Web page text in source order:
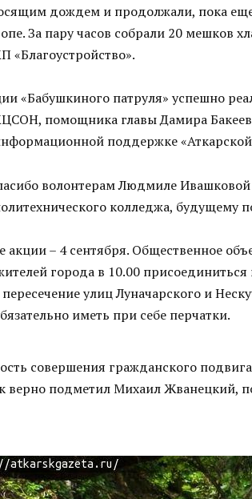
дождем и продолжали, пока
За пару часов собрали 20 мешков
«Благоустройство».
«Бабушкиного патруля» успешно
помощника главы Дамира
поддержке «Аткарской
волонтерам Людмиле
колледжа, будущему
– 4 сентября. Общественное
города в 10.00
улиц Луначарского и
иметь при себе перчатки.
совершения гражданского
верно подметил Михаил Жванецкий,